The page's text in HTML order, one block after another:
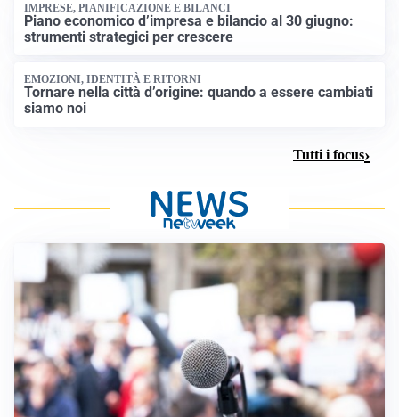
IMPRESE, PIANIFICAZIONE E BILANCI
Piano economico d’impresa e bilancio al 30 giugno:
strumenti strategici per crescere
EMOZIONI, IDENTITÀ E RITORNI
Tornare nella città d’origine: quando a essere cambiati
siamo noi
Tutti i focus